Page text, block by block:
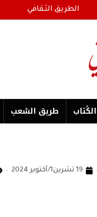
الطريق الثقافي
الكُتاب طریق الشعب
19 تشرين1/أكتوير 2024